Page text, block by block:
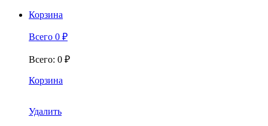
Корзина
Всего 0 ₽
Всего: 0 ₽
Корзина
Удалить